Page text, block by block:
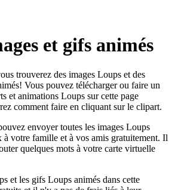
et gifs animés
trouverez des images Loups et des
Vous pouvez télécharger ou faire un
et animations Loups sur cette page
comment faire en cliquant sur le clipart.
envoyer toutes les images Loups
votre famille et à vos amis gratuitement. Il
quelques mots à votre carte virtuelle
et les gifs Loups animés dans cette